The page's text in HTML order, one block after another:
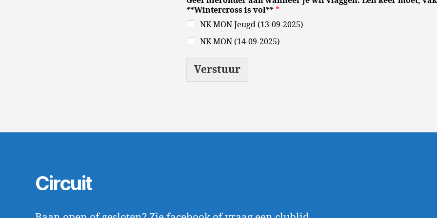
**Wintercross is vol** *
NK MON Jeugd (13-09-2025)
NK MON (14-09-2025)
Verstuur
Circuit